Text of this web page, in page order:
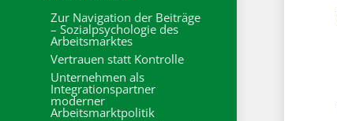
Zur Navigation der Beiträge
– Sozialpsychologie des
Arbeitsmarktes
Vertrauen statt Kontrolle
Unternehmen als
Integrationspartner
moderner
Arbeitsmarktpolitik